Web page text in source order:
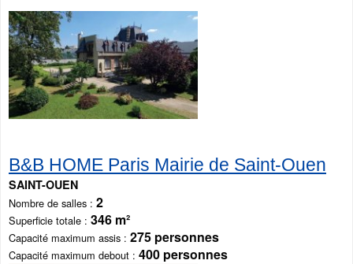
B&B HOME Paris Mairie de Saint-Ouen
SAINT-OUEN
Nombre de salles 2
Superficie totale 346 m²
Capacité maximum assis 275 personnes
Capacité maximum debout 400 personnes